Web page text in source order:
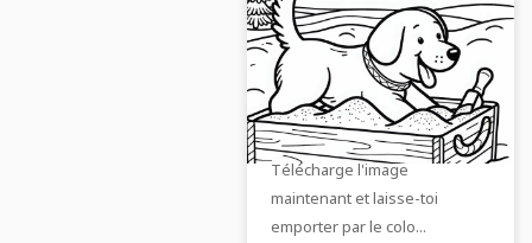
Un chien creuse
joyeusement dans le
bac à sable - Modèle de
coloriage gratuit
Régale-toi avec un dessin à
colorier gratuit représentant
un chien dans un bac à sable.
Télécharge l'image
maintenant et laisse-toi
emporter par le colo...